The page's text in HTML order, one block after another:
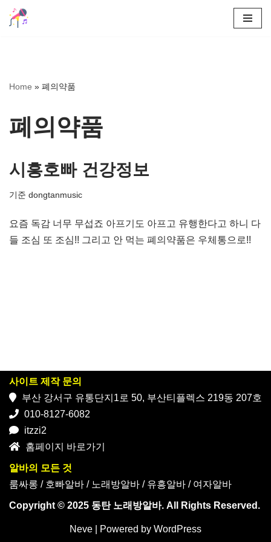
로
뛰
Home » 폐의약품
폐의약품
시흥호빠 건강정보
기준 dongtanmusic
요즘 독감 너무 무섭죠 아프기도 아프고 유행한다고 하니 다
들 조심 또 조심!! 그리고 안 먹는 폐의약품은 우체통으로!!
사이트 제작 문의
부산 강서구 유통단지1로 50, 부산티플렉스 219동 207호
010-8127-6082
itzzi2
홈페이지 바로가기
알바의 모든 것
룸싸롱 / 호빠알바 / 노래방알바 / 유흥알바 / 여자알바
Copyright © 2025 동탄 노래방알바. All Rights Reserved.
Neve | Powered by WordPress